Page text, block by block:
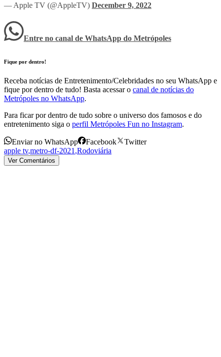
— Apple TV (@AppleTV) December 9, 2022
Entre no canal de WhatsApp do Metrópoles
Fique por dentro!
Receba notícias de Entretenimento/Celebridades no seu WhatsApp e
fique por dentro de tudo! Basta acessar o canal de notícias do
Metrópoles no WhatsApp.
Para ficar por dentro de tudo sobre o universo dos famosos e do
entretenimento siga o perfil Metrópoles Fun no Instagram.
Enviar no WhatsApp Facebook
Twitter
apple tv,metro-df-2021,Rodoviária
Ver Comentários